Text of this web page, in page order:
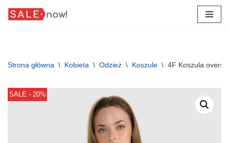
Strona główna \ Kobieta \ Odzież \ Koszule \ 4F Koszula
SALE - 20%